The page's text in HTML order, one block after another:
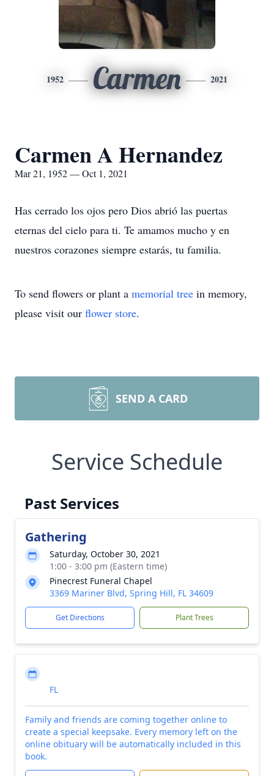
1952 Carmen 2021
Carmen A Hernandez
Mar 21, 1952 — Oct 1, 2021
Has cerrado los ojos pero Dios abrió las puertas
eternas del cielo para ti. Te amamos mucho y en
nuestros corazones siempre estarás, tu familia.
To send flowers or plant a memorial tree in memory,
please visit our flower store.
SEND A CARD
Service Schedule
Past Services
Gathering
Saturday, October 30, 2021
1:00 - 3:00 pm (Eastern time)
Pinecrest Funeral Chapel
3369 Mariner Blvd, Spring Hill, FL 34609
Get Directions Plant Trees
FL
Family and friends are coming together online to
create a special keepsake. Every memory left on the
online obituary will be automatically included in this
book.